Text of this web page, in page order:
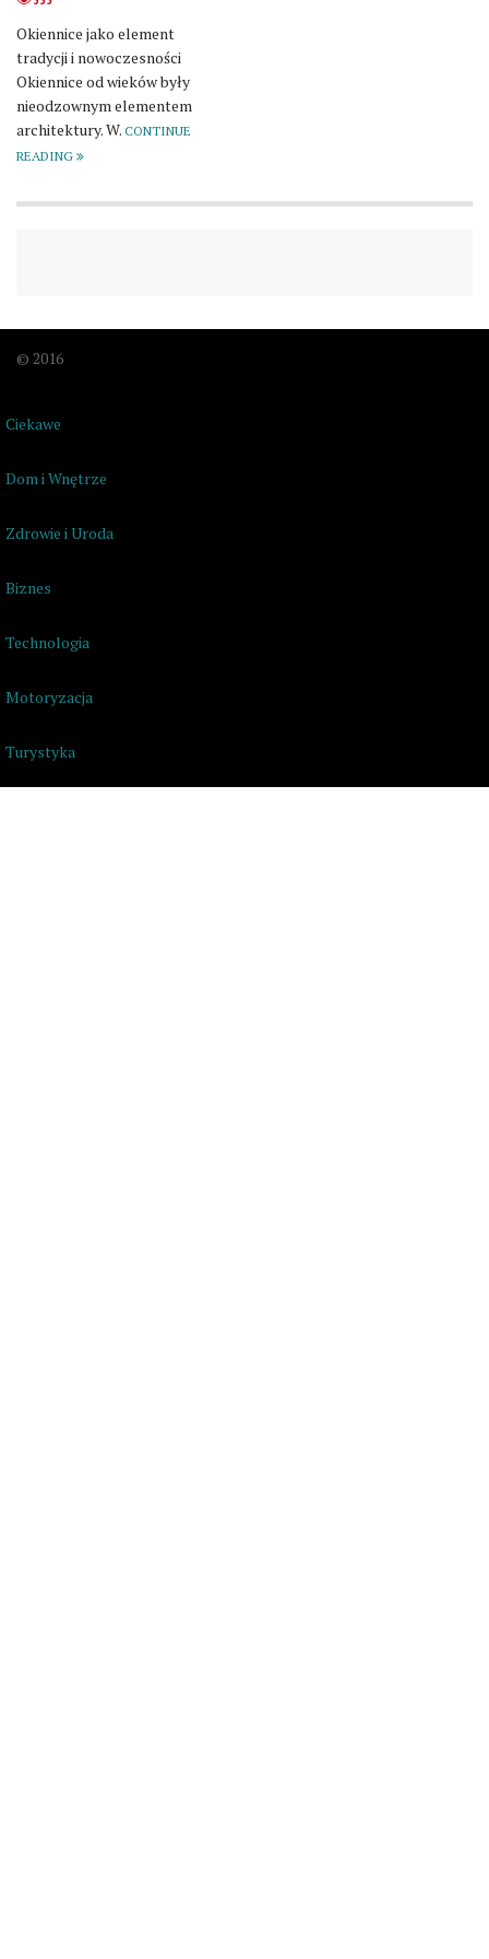
Okiennice jako element
tradycji i nowoczesności
Okiennice od wieków były
nieodzownym elementem
architektury. W. CONTINUE
READING
© 2016
Ciekawe
Dom i Wnętrze
Zdrowie i Uroda
Biznes
Technologia
Motoryzacja
Turystyka